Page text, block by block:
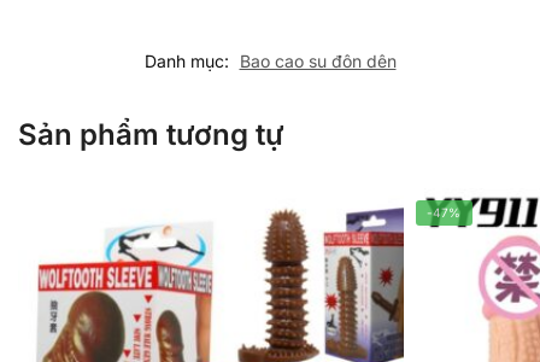
Danh mục: Bao cao su đôn dên
Sản phẩm tương tự
-47%